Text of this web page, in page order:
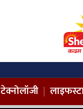
टेक्नोलॉजी |